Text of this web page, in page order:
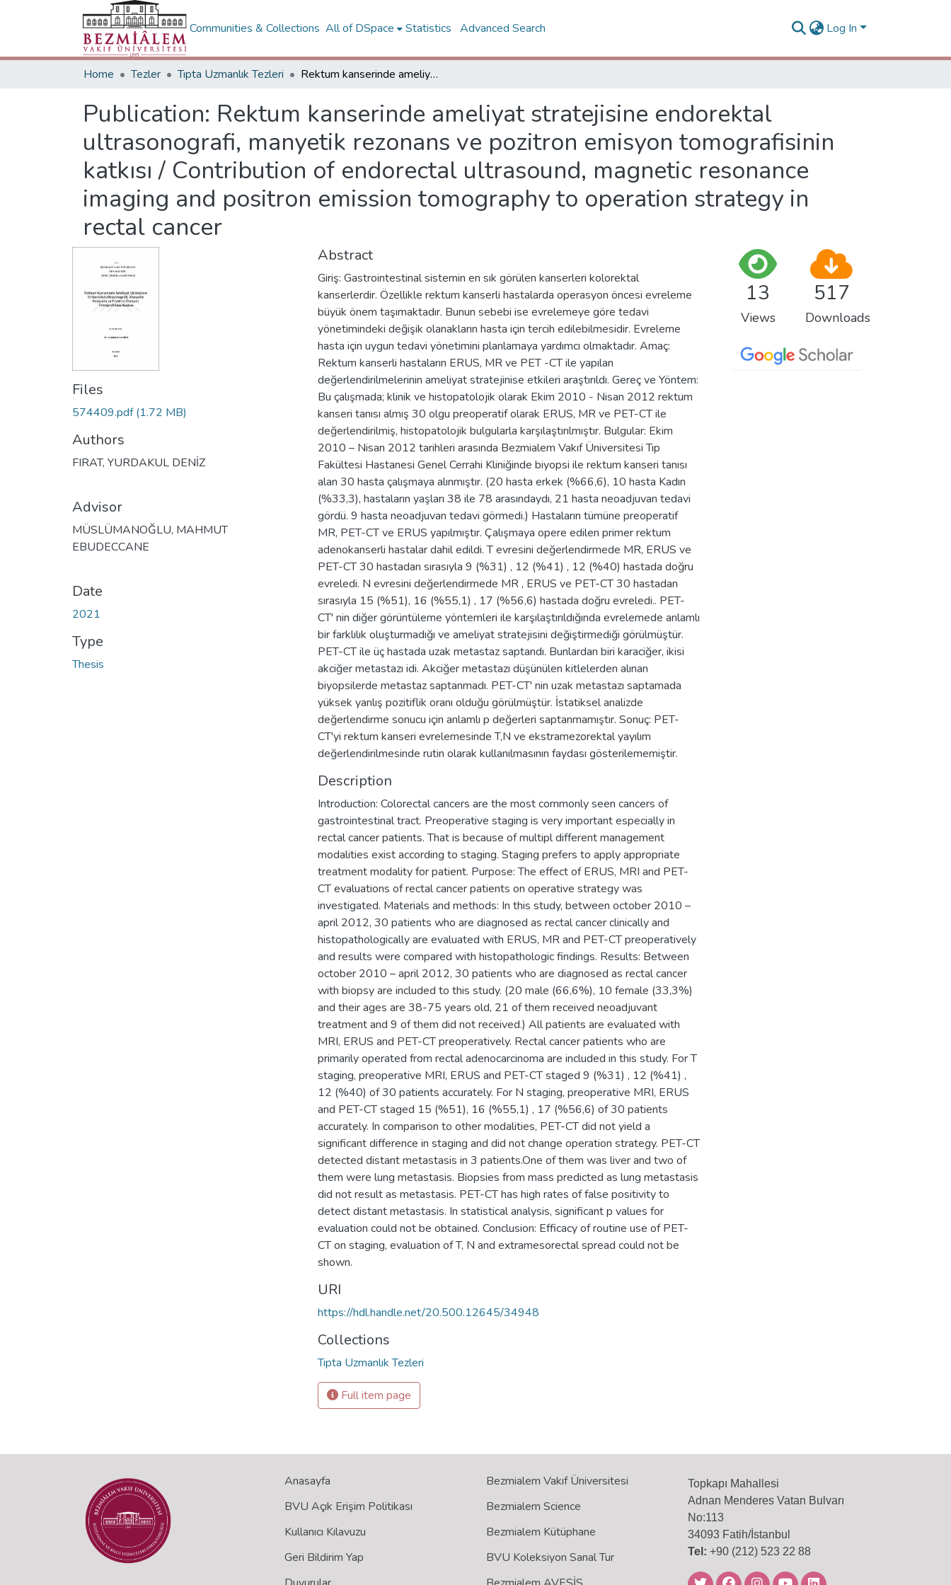
Communities & Collections All of DSpace Statistics Advanced Search Log In
Home Tezler Tıpta Uzmanlık Tezleri Rektum kanserinde ameliyat stratejisine endorektal ultrasonografi, manyetik rezonans ve pozitron emisyon tomografisinin katkısı / Contribution of endorectal ultrasound, magnetic resonance imaging and positron emission tomography to operation strategy in rectal cancer
Publication: Rektum kanserinde ameliyat stratejisine endorektal
ultrasonografi, manyetik rezonans ve pozitron emisyon tomografisinin
katkısı / Contribution of endorectal ultrasound, magnetic resonance
imaging and positron emission tomography to operation strategy in
rectal cancer
Files
574409.pdf(1.72 MB)
Authors
FIRAT, YURDAKUL DENİZ
Advisor
MÜSLÜMANOĞLU, MAHMUT
EBUDECCANE
Date
2021
Type
Thesis
Abstract
Giriş: Gastrointestinal sistemin en sık görülen kanserleri kolorektal
kanserlerdir. Özellikle rektum kanserli hastalarda operasyon öncesi evreleme
büyük önem taşımaktadır. Bunun sebebi ise evrelemeye göre tedavi
yönetimindeki değişik olanakların hasta için tercih edilebilmesidir. Evreleme
hasta için uygun tedavi yönetimini planlamaya yardımcı olmaktadır. Amaç:
Rektum kanserli hastaların ERUS, MR ve PET -CT ile yapılan
değerlendirilmelerinin ameliyat stratejinise etkileri araştırıldı. Gereç ve Yöntem:
Bu çalışmada; klinik ve histopatolojik olarak Ekim 2010 - Nisan 2012 rektum
kanseri tanısı almış 30 olgu preoperatif olarak ERUS, MR ve PET-CT ile
değerlendirilmiş, histopatolojik bulgularla karşılaştırılmıştır. Bulgular: Ekim
2010 – Nisan 2012 tarihleri arasında Bezmialem Vakıf Üniversitesi Tıp
Fakültesi Hastanesi Genel Cerrahi Kliniğinde biyopsi ile rektum kanseri tanısı
alan 30 hasta çalışmaya alınmıştır. (20 hasta erkek (%66,6), 10 hasta Kadın
(%33,3), hastaların yaşları 38 ile 78 arasındaydı, 21 hasta neoadjuvan tedavi
gördü. 9 hasta neoadjuvan tedavi görmedi.) Hastaların tümüne preoperatif
MR, PET-CT ve ERUS yapılmıştır. Çalışmaya opere edilen primer rektum
adenokanserli hastalar dahil edildi. T evresini değerlendirmede MR, ERUS ve
PET-CT 30 hastadan sırasıyla 9 (%31) , 12 (%41) , 12 (%40) hastada doğru
evreledi. N evresini değerlendirmede MR , ERUS ve PET-CT 30 hastadan
sırasıyla 15 (%51), 16 (%55,1) , 17 (%56,6) hastada doğru evreledi.. PET-
CT' nin diğer görüntüleme yöntemleri ile karşılaştırıldığında evrelemede anlamlı
bir farklılık oluşturmadığı ve ameliyat stratejisini değiştirmediği görülmüştür.
PET-CT ile üç hastada uzak metastaz saptandı. Bunlardan biri karaciğer, ikisi
akciğer metastazı idi. Akciğer metastazı düşünülen kitlelerden alınan
biyopsilerde metastaz saptanmadı. PET-CT' nin uzak metastazı saptamada
yüksek yanlış pozitiflik oranı olduğu görülmüştür. İstatiksel analizde
değerlendirme sonucu için anlamlı p değerleri saptanmamıştır. Sonuç: PET-
CT'yi rektum kanseri evrelemesinde T,N ve ekstramezorektal yayılım
değerlendirilmesinde rutin olarak kullanılmasının faydası gösterilememiştir.
Description
Introduction: Colorectal cancers are the most commonly seen cancers of
gastrointestinal tract. Preoperative staging is very important especially in
rectal cancer patients. That is because of multipl different management
modalities exist according to staging. Staging prefers to apply appropriate
treatment modality for patient. Purpose: The effect of ERUS, MRI and PET-
CT evaluations of rectal cancer patients on operative strategy was
investigated. Materials and methods: In this study, between october 2010 –
april 2012, 30 patients who are diagnosed as rectal cancer clinically and
histopathologically are evaluated with ERUS, MR and PET-CT preoperatively
and results were compared with histopathologic findings. Results: Between
october 2010 – april 2012, 30 patients who are diagnosed as rectal cancer
with biopsy are included to this study. (20 male (66,6%), 10 female (33,3%)
and their ages are 38-75 years old, 21 of them received neoadjuvant
treatment and 9 of them did not received.) All patients are evaluated with
MRI, ERUS and PET-CT preoperatively. Rectal cancer patients who are
primarily operated from rectal adenocarcinoma are included in this study. For T
staging, preoperative MRI, ERUS and PET-CT staged 9 (%31) , 12 (%41) ,
12 (%40) of 30 patients accurately. For N staging, preoperative MRI, ERUS
and PET-CT staged 15 (%51), 16 (%55,1) , 17 (%56,6) of 30 patients
accurately. In comparison to other modalities, PET-CT did not yield a
significant difference in staging and did not change operation strategy. PET-CT
detected distant metastasis in 3 patients.One of them was liver and two of
them were lung metastasis. Biopsies from mass predicted as lung metastasis
did not result as metastasis. PET-CT has high rates of false positivity to
detect distant metastasis. In statistical analysis, significant p values for
evaluation could not be obtained. Conclusion: Efficacy of routine use of PET-
CT on staging, evaluation of T, N and extramesorectal spread could not be
shown.
URI
https://hdl.handle.net/20.500.12645/34948
Collections
Tıpta Uzmanlık Tezleri
Full item page
13
Views
517
Downloads
Anasayfa
BVU Açık Erişim Politikası
Kullanıcı Kılavuzu
Geri Bildirim Yap
Bezmialem Vakıf Üniversitesi
Bezmialem Science
Bezmialem Kütüphane
BVU Koleksiyon Sanal Tur
Topkapı Mahallesi
Adnan Menderes Vatan Bulvarı
No:113
34093 Fatih/İstanbul
Tel: +90 (212) 523 22 88